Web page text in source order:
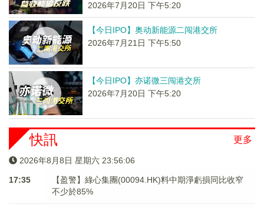
2026年7月20日 下午5:20
【今日IPO】奥动新能源二闯港交所
2026年7月21日 下午5:50
【今日IPO】亦诺微三闯港交所
2026年7月20日 下午5:20
更多
快訊
2026年8月8日 星期六 23:56:07
17:35
【盈警】綠心集團(00094.HK)料中期淨虧損同比收窄
不少於85%